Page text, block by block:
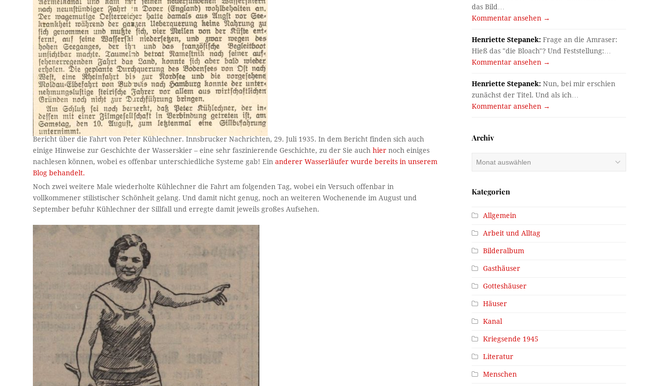
Bericht über die Fahrt von Peter Kühlechner. Innsbrucker Nachrichten, 29. Juli 1935. In dem Bericht finden sich auch
einige Hinweise zur Geschichte der Wasserskier – eine sehr faszinierende Geschichte, zu der Sie auchhiernoch einiges
nachlesen können, wobei es offenbar unterschiedliche Systeme gab! Einanderer Wasserläufer wurde bereits in unserem
Blog behandelt.
Noch zwei weitere Male wiederholte Kühlechner die Fahrt am folgenden Tag, wobei ein Versuch offenbar in
vollkommener stilistischer Schönheit gelang. Und damit nicht genug, noch an weiteren Wochenende im August und
September befuhr Kühlechner der Sillfall und erregte damit jeweils großes Aufsehen.
das Bild…
Kommentar ansehen →
Henriette Stepanek: Frage an die Amraser:
Hieß das "die Bloach"? Und Feststellung:…
Kommentar ansehen →
Henriette Stepanek: Nun, bei mir erschien
zunächst der Titel. Und als ich…
Kommentar ansehen →
Archiv
Kategorien
Allgemein
Arbeit und Alltag
Bilderalbum
Gasthäuser
Gotteshäuser
Häuser
Kanal
Kriegsende 1945
Literatur
Menschen